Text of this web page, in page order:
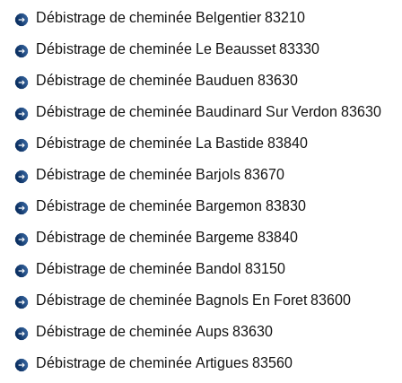
Débistrage de cheminée Belgentier 83210
Débistrage de cheminée Le Beausset 83330
Débistrage de cheminée Bauduen 83630
Débistrage de cheminée Baudinard Sur Verdon 83630
Débistrage de cheminée La Bastide 83840
Débistrage de cheminée Barjols 83670
Débistrage de cheminée Bargemon 83830
Débistrage de cheminée Bargeme 83840
Débistrage de cheminée Bandol 83150
Débistrage de cheminée Bagnols En Foret 83600
Débistrage de cheminée Aups 83630
Débistrage de cheminée Artigues 83560